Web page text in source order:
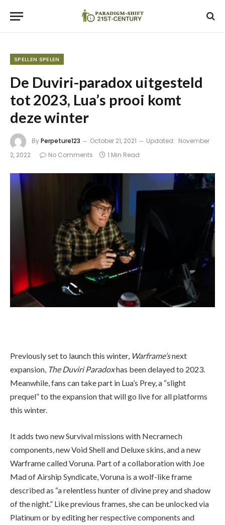
SPELLEN SPELEN
De Duviri-paradox uitgesteld
tot 2023, Lua’s prooi komt
deze winter
ByPerpeture123 October 21, 2021 Updated: November
2, 2022
No Comments 1 Min Read
Previously set to launch this winter, Warframe’snext
expansion, The Duviri Paradoxhas been delayed to 2023.
Meanwhile, fans can take part in Lua’s Prey, a “slight
prequel” to the expansion that will go live for all platforms
this winter.
It adds two new Survival missions with Necramech
components, new Void Shell and Deluxe skins, and a new
Warframe called Voruna. Part of a collaboration with Joe
Mad of Airship Syndicate, Voruna is a wolf-like frame
described as “a relentless hunter of divine prey and shadow
of the night.” Like previous frames, she can be unlocked via
Platinum or by editing her respective components and